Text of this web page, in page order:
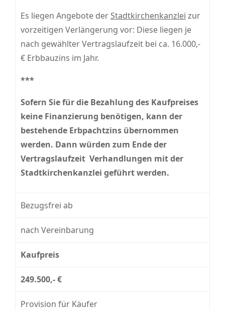
Es liegen Angebote derStadtkirchenkanzlei zur
vorzeitigen Verlängerung vor: Diese liegen je
nach gewählter Vertragslaufzeit bei ca. 16.000,-
€ Erbbauzins im Jahr.
***
Sofern Sie für die Bezahlung des Kaufpreises
keine Finanzierung benötigen, kann der
bestehende Erbpachtzins übernommen
werden. Dann würden zum Ende der
Vertragslaufzeit Verhandlungen mit der
Stadtkirchenkanzlei geführt werden.
Bezugsfrei ab
nach Vereinbarung
Kaufpreis
249.500,- €
Provision für Käufer